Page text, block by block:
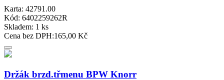
Karta: 42791.00
Kód: 6402259262R
Skladem: 1 ks
Cena bez DPH:165,00 Kč
Držák brzd.třmenu BPW Knorr